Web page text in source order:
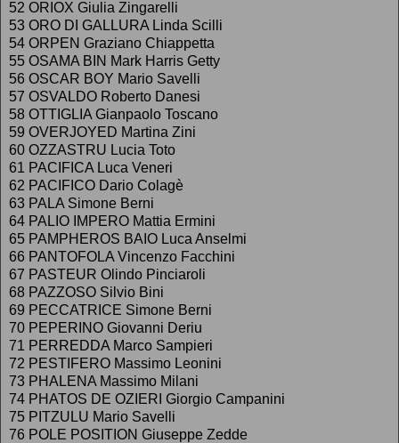
52 ORIOX Giulia Zingarelli
53 ORO DI GALLURA Linda Scilli
54 ORPEN Graziano Chiappetta
55 OSAMA BIN Mark Harris Getty
56 OSCAR BOY Mario Savelli
57 OSVALDO Roberto Danesi
58 OTTIGLIA Gianpaolo Toscano
59 OVERJOYED Martina Zini
60 OZZASTRU Lucia Toto
61 PACIFICA Luca Veneri
62 PACIFICO Dario Colagè
63 PALA Simone Berni
64 PALIO IMPERO Mattia Ermini
65 PAMPHEROS BAIO Luca Anselmi
66 PANTOFOLA Vincenzo Facchini
67 PASTEUR Olindo Pinciaroli
68 PAZZOSO Silvio Bini
69 PECCATRICE Simone Berni
70 PEPERINO Giovanni Deriu
71 PERREDDA Marco Sampieri
72 PESTIFERO Massimo Leonini
73 PHALENA Massimo Milani
74 PHATOS DE OZIERI Giorgio Campanini
75 PITZULU Mario Savelli
76 POLE POSITION Giuseppe Zedde